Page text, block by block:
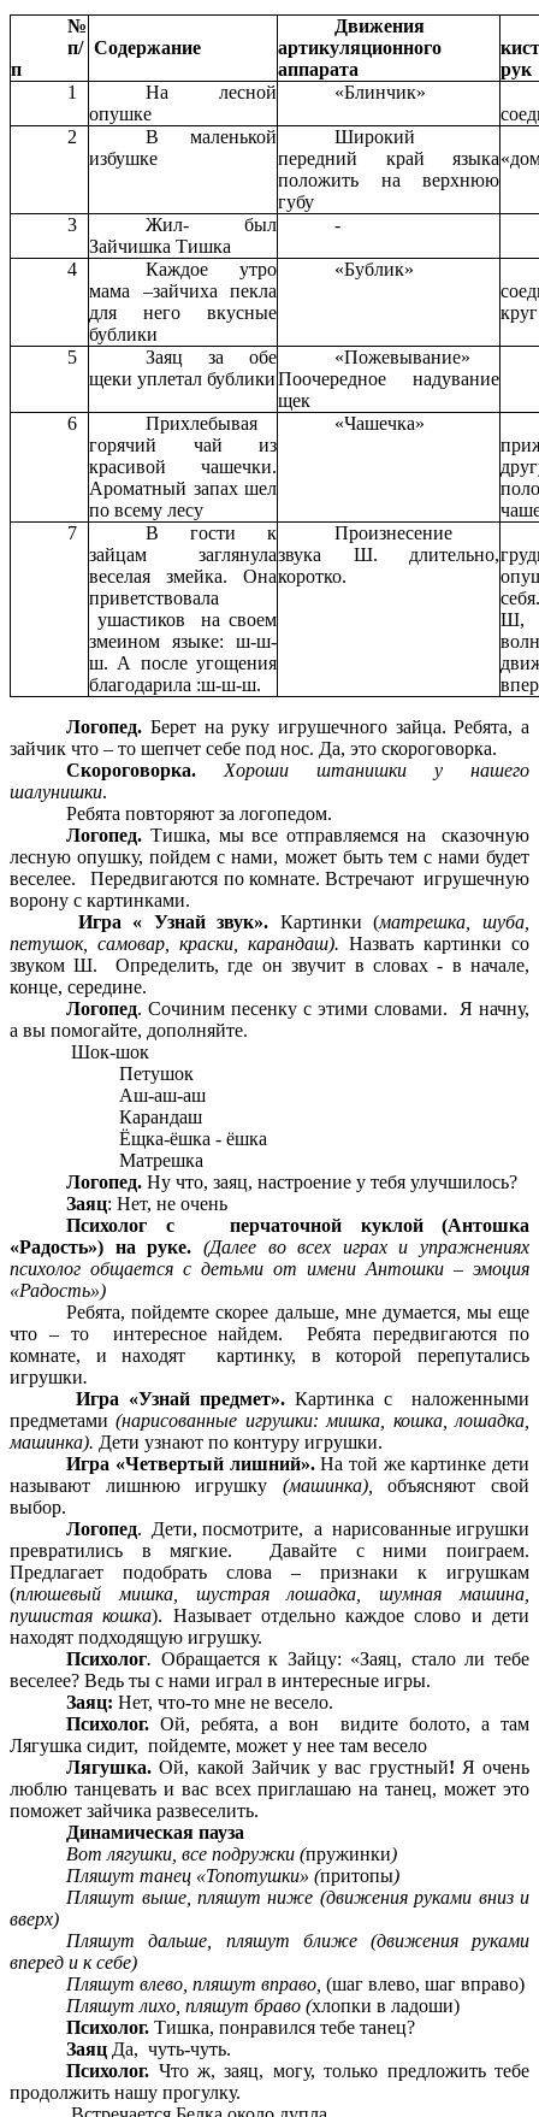
№
п/
п
Содержание
Движения
артикуляционного
аппарата
рук
1
На лесной
опушке
«Блинчик»
2
В маленькой
избушке
Широкий
передний край языка
положить на верхнюю
губу
3
Жил- был
Зайчишка Тишка
-
4
Каждое утро
мама –зайчиха пекла
для него вкусные
бублики
«Бублик»
круг
5
Заяц за обе
щеки уплетал бублики
«Пожевывание»
Поочередное надувание
щек
6
Прихлебывая
горячий чай из
красивой чашечки.
Ароматный запах шел
по всему лесу
«Чашечка»
7
В гости к
зайцам заглянула
веселая змейка. Она
приветствовала
ушастиков на своем
змеином языке: ш-ш-
ш. А после угощения
благодарила :ш-ш-ш.
Произнесение
звука Ш. длительно,
коротко.
Ш,
Логопед. Берет на руку игрушечного зайца. Ребята, а
зайчик что – то шепчет себе под нос. Да, это скороговорка.
Скороговорка.
Хороши штанишки у нашего
шалунишки.
Ребята повторяют за логопедом.
Логопед. Тишка, мы все отправляемся на сказочную
лесную опушку, пойдем с нами, может быть тем с нами будет
веселее. Передвигаются по комнате. Встречают игрушечную
ворону с картинками.
Игра « Узнай звук». Картинки (матрешка, шуба,
петушок, самовар, краски, карандаш). Назвать картинки со
звуком Ш. Определить, где он звучит в словах - в начале,
конце, середине.
Логопед. Сочиним песенку с этими словами. Я начну,
а вы помогайте, дополняйте.
Шок-шок
Петушок
Аш-аш-аш
Карандаш
Ёщка-ёшка - ёшка
Матрешка
Логопед. Ну что, заяц, настроение у тебя улучшилось?
Заяц: Нет, не очень
Психолог с перчаточной куклой (Антошка
«Радость») на руке. (Далее во всех играх и упражнениях
психолог общается с детьми от имени Антошки – эмоция
«Радость»)
Ребята, пойдемте скорее дальше, мне думается, мы еще
что – то интересное найдем. Ребята передвигаются по
комнате, и находят картинку, в которой перепутались
игрушки.
Игра «Узнай предмет».Картинка с наложенными
предметами(нарисованные игрушки: мишка, кошка, лошадка,
машинка). Дети узнают по контуру игрушки.
Игра «Четвертый лишний».На той же картинке дети
называют лишнюю игрушку (машинка),объясняют свой
выбор.
Логопед. Дети, посмотрите, а нарисованные игрушки
превратились в мягкие. Давайте с ними поиграем.
Предлагает подобрать слова – признаки к игрушкам
(плюшевый мишка, шустрая лошадка, шумная машина,
пушистая кошка). Называет отдельно каждое слово и дети
находят подходящую игрушку.
Психолог. Обращается к Зайцу: «Заяц, стало ли тебе
веселее? Ведь ты с нами играл в интересные игры.
Заяц: Нет, что-то мне не весело.
Психолог.Ой, ребята, а вон видите болото, а там
Лягушка сидит, пойдемте, может у нее там весело
Лягушка.Ой, какой Зайчик у вас грустный! Я очень
люблю танцевать и вас всех приглашаю на танец, может это
поможет зайчика развеселить.
Динамическая пауза
Вот лягушки, все подружки (пружинки)
Пляшут танец «Топотушки» (притопы)
Пляшут выше, пляшут ниже (движения руками вниз и
вверх)
Пляшут дальше, пляшут ближе (движения руками
вперед и к себе)
Пляшут влево, пляшут вправо,(шаг влево, шаг вправо)
Пляшут лихо, пляшут браво (хлопки в ладоши)
Психолог.Тишка, понравился тебе танец?
Заяц Да, чуть-чуть.
Психолог. Что ж, заяц, могу, только предложить тебе
продолжить нашу прогулку.